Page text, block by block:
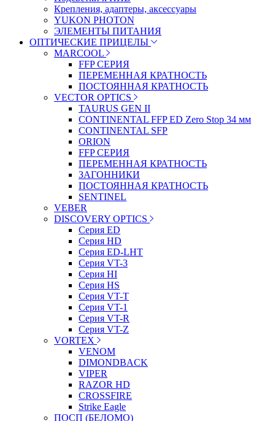
Крепления, адаптеры, аксессуары
YUKON PHOTON
ЭЛЕМЕНТЫ ПИТАНИЯ
ОПТИЧЕСКИЕ ПРИЦЕЛЫ
MARCOOL
FFP СЕРИЯ
ПЕРЕМЕННАЯ КРАТНОСТЬ
ПОСТОЯННАЯ КРАТНОСТЬ
VECTOR OPTICS
TAURUS GEN II
CONTINENTAL FFP ED Zero Stop 34 мм
CONTINENTAL SFP
ORION
FFP СЕРИЯ
ПЕРЕМЕННАЯ КРАТНОСТЬ
ЗАГОННИКИ
ПОСТОЯННАЯ КРАТНОСТЬ
SENTINEL
VEBER
DISCOVERY OPTICS
Серия ED
Серия HD
Серия ED-LHT
Серия VT-3
Серия HI
Серия HS
Серия VT-T
Серия VT-1
Серия VT-R
Серия VT-Z
VORTEX
VENOM
DIMONDBACK
VIPER
RAZOR HD
CROSSFIRE
Strike Eagle
ПОСП (БЕЛОМО)